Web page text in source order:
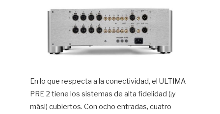
En lo que respecta a la conectividad, el ULTIMA
PRE 2 tiene los sistemas de alta fidelidad (¡y
más!) cubiertos. Con ocho entradas, cuatro